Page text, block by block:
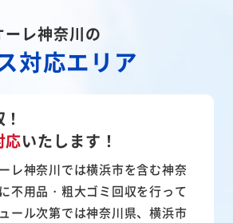
レ神奈川の
対応エリア
応いたします！
レ神奈川では横浜市を含む神奈
不用品・粗大ゴミ回収を行って
ール次第では神奈川県、横浜市